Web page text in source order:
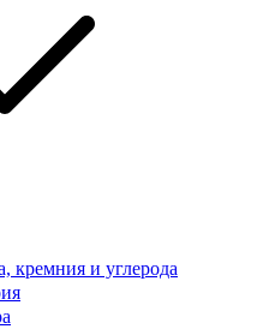
кремния и углерода